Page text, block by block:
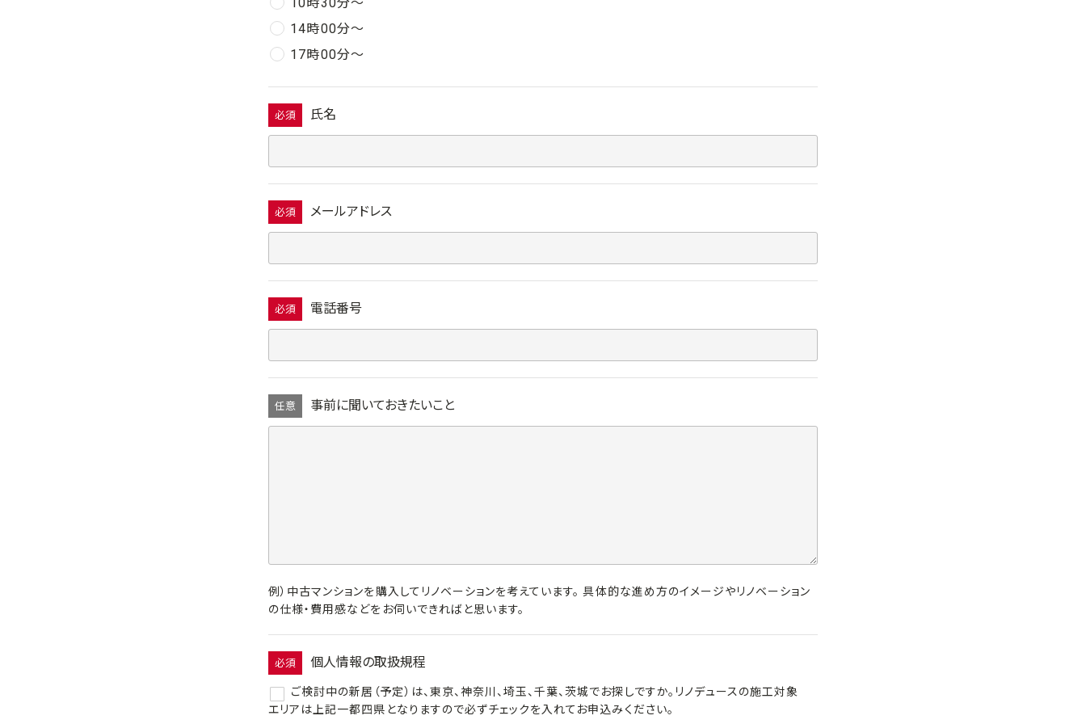
14時00分〜
17時00分〜
必須 氏名
必須 メールアドレス
必須 電話番号
任意 事前に聞いておきたいこと
例）中古マンションを購入してリノベーションを考えています。 具体的な進め方のイメージやリノベーション
の仕様・費用感などをお伺いできればと思います。
必須 個人情報の取扱規程
ご検討中の新居（予定）は、東京、神奈川、埼玉、千葉、茨城でお探しですか。リノデュースの施工対象
エリアは上記一都四県となりますので必ずチェックを入れてお申込みください。